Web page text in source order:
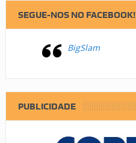
SEGUE-NOS NO FACEBOOK!
BigSlam
PUBLICIDADE